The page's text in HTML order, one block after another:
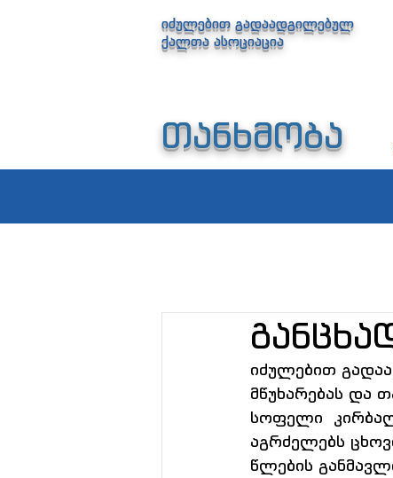
იძულებით გადაადგილებულ
ქალთა ასოციაცია
თანხმობა
იძულებით
მწუხარებას და
სოფელი
აგრძელებს
წლების